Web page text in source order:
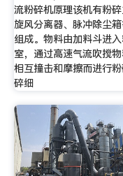
流粉碎机原理该机有粉碎
旋风分离器、脉冲除尘
组成。物料由加料斗进
室，通过高速气流吹搅
相互撞击和摩擦而进行
碎细